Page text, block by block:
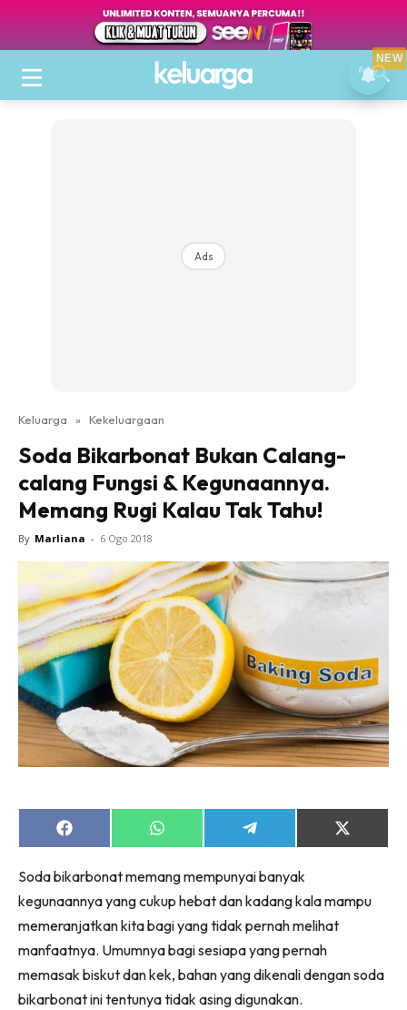
Ads
Keluarga » Kekeluargaan
Soda Bikarbonat Bukan Calang-
calang Fungsi & Kegunaannya.
Memang Rugi Kalau Tak Tahu!
By Marliana - 6 Ogo 2018
Share
on
Share
on
Share
on
Share
on
Soda bikarbonat memang mempunyai banyak
kegunaannya yang cukup hebat dan kadang kala mampu
memeranjatkan kita bagi yang tidak pernah melihat
manfaatnya. Umumnya bagi sesiapa yang pernah
memasak biskut dan kek, bahan yang dikenali dengan soda
bikarbonat ini tentunya tidak asing digunakan.
NEW